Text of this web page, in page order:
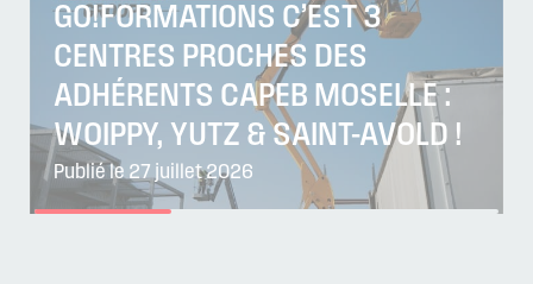
GO!FORMATIONS C’EST 3
CENTRES PROCHES DES
ADHÉRENTS CAPEB MOSELLE :
WOIPPY, YUTZ & SAINT-AVOLD !
Publié le 27 juillet 2026